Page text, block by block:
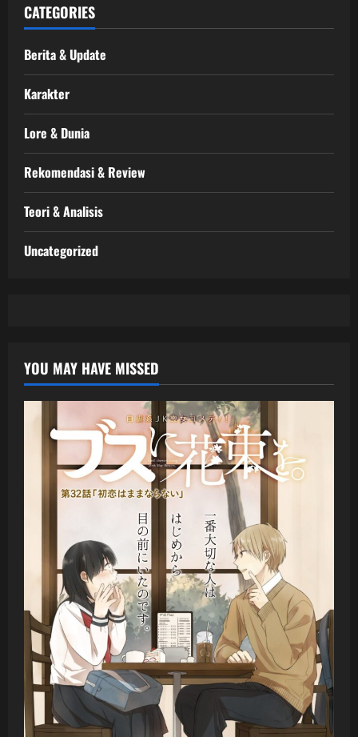
CATEGORIES
Berita & Update
Karakter
Lore & Dunia
Rekomendasi & Review
Teori & Analisis
Uncategorized
YOU MAY HAVE MISSED